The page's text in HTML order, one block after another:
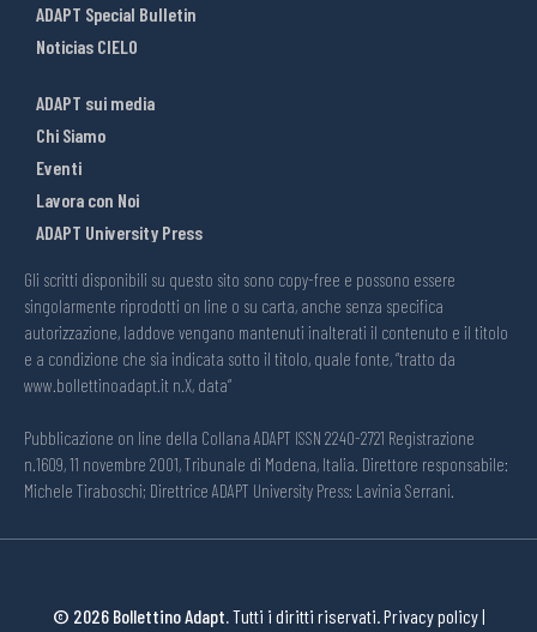
ADAPT Special Bulletin
Noticias CIELO
ADAPT sui media
Chi Siamo
Eventi
Lavora con Noi
ADAPT University Press
Gli scritti disponibili su questo sito sono copy-free e possono essere
singolarmente riprodotti on line o su carta, anche senza specifica
autorizzazione, laddove vengano mantenuti inalterati il contenuto e il titolo
e a condizione che sia indicata sotto il titolo, quale fonte, “tratto da
www.bollettinoadapt.it n.X, data“
Pubblicazione on line della Collana ADAPT ISSN 2240-2721 Registrazione
n.1609, 11 novembre 2001, Tribunale di Modena, Italia. Direttore responsabile:
Michele Tiraboschi; Direttrice ADAPT University Press: Lavinia Serrani.
© 2026 Bollettino Adapt. Tutti i diritti riservati. Privacy policy|